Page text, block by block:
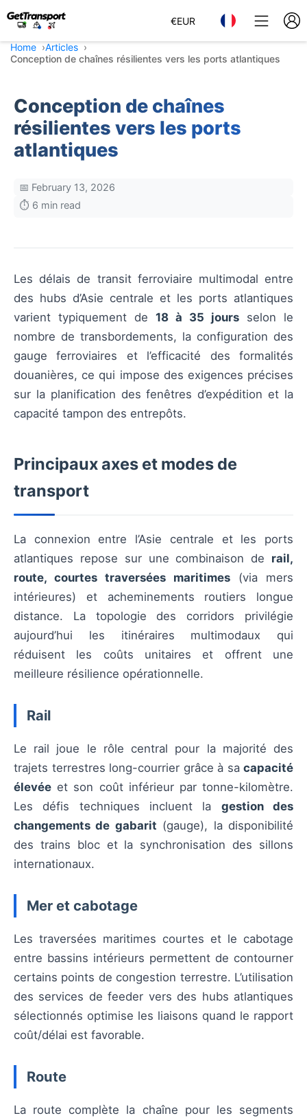
€EUR
Home
Articles
Conception de chaînes résilientes vers les ports atlantiques
Conception de chaînes
résilientes vers les ports
atlantiques
📅 February 13, 2026
⏱️ 6 min read
Les délais de transit ferroviaire multimodal entre
des hubs d’Asie centrale et les ports atlantiques
varient typiquement de 18 à 35 jours selon le
nombre de transbordements, la configuration des
gauge ferroviaires et l’efficacité des formalités
douanières, ce qui impose des exigences précises
sur la planification des fenêtres d’expédition et la
capacité tampon des entrepôts.
Principaux axes et modes de
transport
La connexion entre l’Asie centrale et les ports
atlantiques repose sur une combinaison de rail,
route, courtes traversées maritimes (via mers
intérieures) et acheminements routiers longue
distance. La topologie des corridors privilégie
aujourd’hui les itinéraires multimodaux qui
réduisent les coûts unitaires et offrent une
meilleure résilience opérationnelle.
Rail
Le rail joue le rôle central pour la majorité des
trajets terrestres long-courrier grâce à sa capacité
élevée et son coût inférieur par tonne-kilomètre.
Les défis techniques incluent la gestion des
changements de gabarit (gauge), la disponibilité
des trains bloc et la synchronisation des sillons
internationaux.
Mer et cabotage
Les traversées maritimes courtes et le cabotage
entre bassins intérieurs permettent de contourner
certains points de congestion terrestre. L’utilisation
des services de feeder vers des hubs atlantiques
sélectionnés optimise les liaisons quand le rapport
coût/délai est favorable.
Route
La route complète la chaîne pour les segments